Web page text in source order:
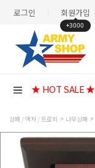
로그인 회원가입
+3000
★ HOT SALE ★
상패 / 액자 / 트로피 나무상패